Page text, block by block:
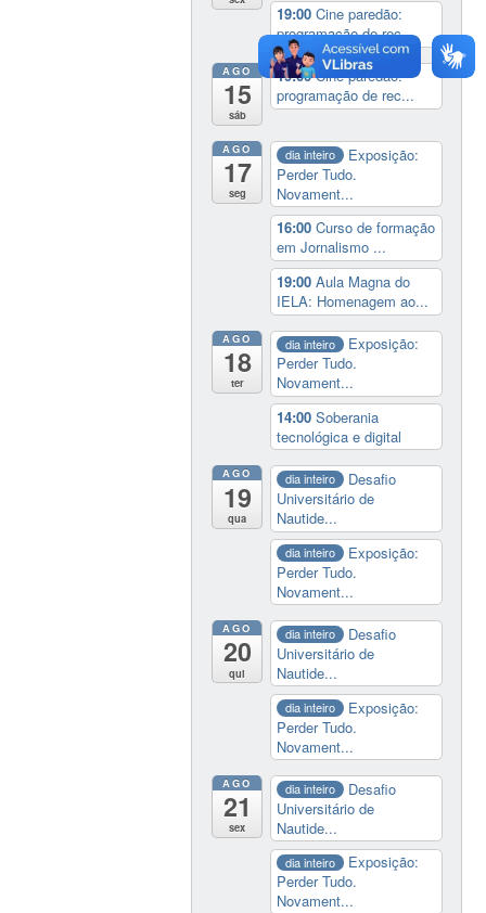
19:00Cine paredão:
programação de rec...
AGO
15
sáb
19:00Cine paredão:
programação de rec...
AGO
17
seg
dia inteiro
Exposição:
Perder Tudo.
Novament...
16:00Curso de formação
em Jornalismo ...
19:00Aula Magna do
IELA: Homenagem ao...
AGO
18
ter
dia inteiro
Exposição:
Perder Tudo.
Novament...
14:00Soberania
tecnológica e digital
AGO
19
qua
dia inteiro
Desafio
Universitário de
Nautide...
dia inteiro
Exposição:
Perder Tudo.
Novament...
AGO
20
qui
dia inteiro
Desafio
Universitário de
Nautide...
dia inteiro
Exposição:
Perder Tudo.
Novament...
AGO
21
sex
dia inteiro
Desafio
Universitário de
Nautide...
dia inteiro
Exposição:
Perder Tudo.
Novament...